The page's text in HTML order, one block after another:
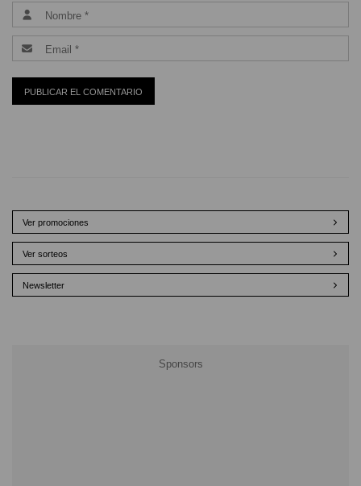
Ver promociones
Ver sorteos
Newsletter